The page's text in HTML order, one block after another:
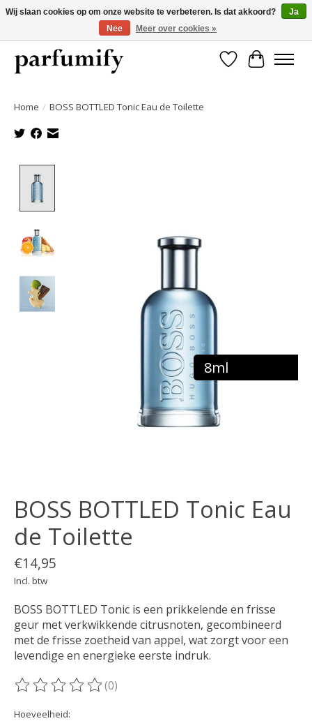
750+ Geuren | Gratis verzending | Maandelijks opzegbaar
Verlanglijst
Home / BOSS BOTTLED Tonic Eau de Toilette
8ml
BOSS BOTTLED Tonic Eau
de Toilette
€14,95
Incl. btw
BOSS BOTTLED Tonic is een prikkelende en frisse
geur met verkwikkende citrusnoten, gecombineerd
met de frisse zoetheid van appel, wat zorgt voor een
levendige en energieke eerste indruk.
De beoordeling van dit product is
(0)
Hoeveelheid:
Wij slaan cookies op om onze website te verbeteren. Is dat akkoord?
Ja
Nee
Meer over cookies »